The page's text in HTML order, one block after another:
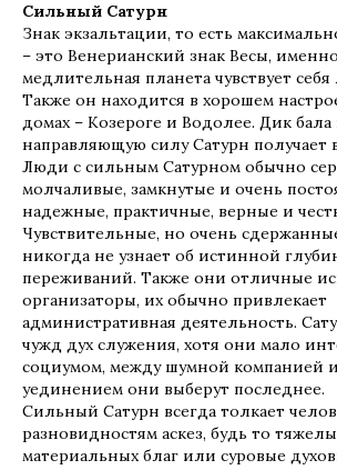
Сильный Сатурн
Знак экзальтации, то есть
– это Венерианский знак Весы,
медлительная планета чувствует себя
Также он находится в хорошем
домах – Козероге и Водолее. Дик
направляющую силу Сатурн получает
Люди с сильным Сатурном обычно
молчаливые, замкнутые и очень
надежные, практичные, верные и
Чувствительные, но очень
никогда не узнает об истинной
переживаний. Также они отличные
организаторы, их обычно привлекает
административная деятельность.
чужд дух служения, хотя они мало
социумом, между шумной компанией
уединением они выберут последнее.
Сильный Сатурн всегда толкает
разновидностям аскез, будь то
материальных благ или суровые